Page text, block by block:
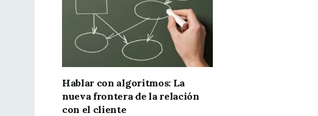
Hablar con algoritmos: La
nueva frontera de la relación
con el cliente